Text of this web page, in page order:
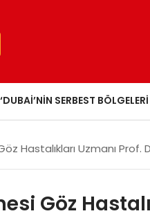
‘DUBAI’NIN SERBEST
Hastalıkları Uzmanı
Göz